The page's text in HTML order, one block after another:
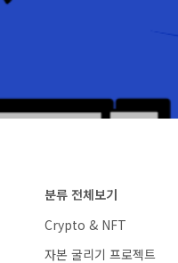
분류 전체보기
Crypto & NFT
자본 굴리기 프로젝트